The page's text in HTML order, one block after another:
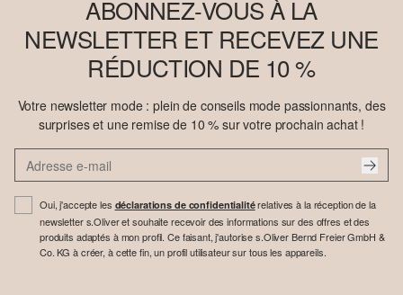
ABONNEZ-VOUS À LA
NEWSLETTER ET RECEVEZ UNE
RÉDUCTION DE 10 %
Votre newsletter mode : plein de conseils mode passionnants, des
surprises et une remise de 10 % sur votre prochain achat !
Oui, j'accepte les déclarations de confidentialitérelatives à la réception de la
newsletter s.Oliver et souhaite recevoir des informations sur des offres et des
produits adaptés à mon profil. Ce faisant, j'autorise s.Oliver Bernd Freier GmbH &
Co. KG à créer, à cette fin, un profil utilisateur sur tous les appareils.